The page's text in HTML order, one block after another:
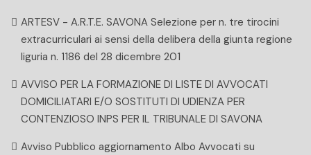
ARTESV - A.R.T.E. SAVONA Selezione per n. tre tirocini
extracurriculari ai sensi della delibera della giunta regione
liguria n. 1186 del 28 dicembre 201
AVVISO PER LA FORMAZIONE DI LISTE DI AVVOCATI
DOMICILIATARI E/O SOSTITUTI DI UDIENZA PER
CONTENZIOSO INPS PER IL TRIBUNALE DI SAVONA
Avviso Pubblico aggiornamento Albo Avvocati su